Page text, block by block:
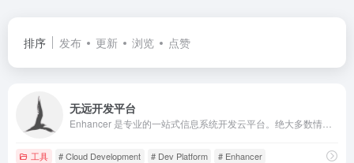
排序 发布 更新 浏览 点赞
无远开发平台
工具 # Cloud Development # Dev Platform # Enhancer